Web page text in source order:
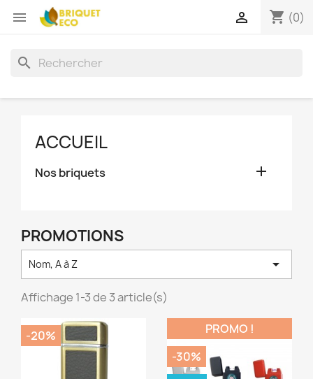
 shopping_cart (0)

search
ACCUEIL
Nos briquets 
PROMOTIONS
Nom, A à Z 
Affichage 1-3 de 3 article(s)
-20%
PROMO !
-30%